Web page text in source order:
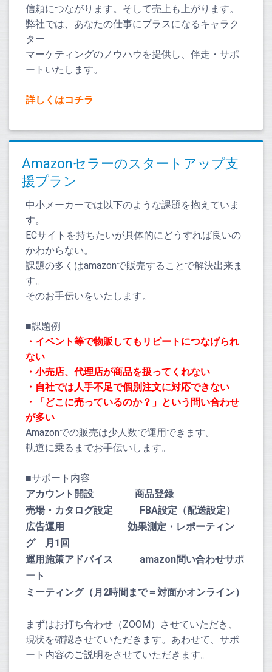
信頼につながります。そして売上も上がります。
弊社では、あなたの仕事にプラスになるキャラク
ター
マーケティングのノウハウを提供し、伴走・サポ
ートいたします。
詳しくはコチラ
Amazonセラーのスタートアップ支
援プラン
中小メーカーでは以下のような課題を抱えていま
す。
ECサイトを持ちたいが具体的にどうすれば良いの
かわからない。
課題の多くはamazonで販売することで解決出来ま
す。
そのお手伝いをいたします。
■課題例
・イベント等で物販してもリピートにつなげられ
ない
・小売店、代理店が商品を扱ってくれない
・自社では人手不足で個別注文に対応できない
・「どこに売っているのか？」という問い合わせ
が多い
Amazonでの販売は少人数で運用できます。
軌道に乗るまでお手伝いします。
■サポート内容
アカウント開設 商品登録
売場・カタログ設定 FBA設定（配送設定）
広告運用 効果測定・レポーティン
グ 月1回
運用施策アドバイス amazon問い合わせサポ
ート
ミーティング（月2時間まで＝対面かオンライン）
まずはお打ち合わせ（ZOOM ）させていただき、
現状を確認させていただきます。あわせて、サポ
ート内容のご説明をさせていただきます。